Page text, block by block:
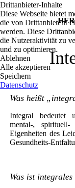
Was heißt
Integral bedeutet
mental-, spirituell-
Eigenheiten des
Gesundheits-
Was ist
Drittanbieter-Inhalte
Diese Webseite bietet
die von Drittanbietern
werden. Diese
die Nutzeraktivität zu
und zu optimieren.
Ablehnen
Alle akzeptieren
Speichern
Datenschutz